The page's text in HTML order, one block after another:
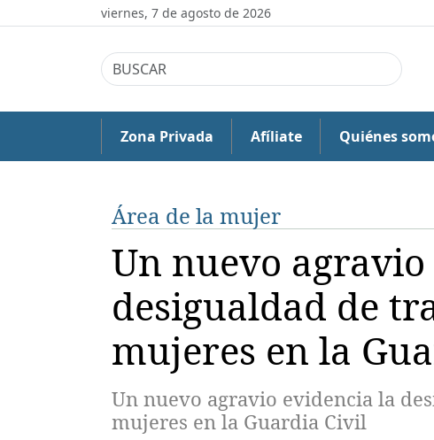
viernes, 7 de agosto de 2026
Zona Privada Afíliate Quiénes
Área de la mujer
Un nuevo
desigualdad de
mujeres en la
Un nuevo agravio evidencia la
mujeres en la Guardia Civil